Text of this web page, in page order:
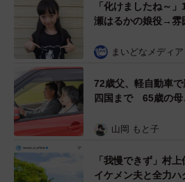
「化けましたね～
瀬はるかの娘役→雰
雰囲気が」「宝塚に
まいどなメディア
72歳父、軽自動車で
四国まで 65歳の母
憩まで分刻み… 「大
山岡 もと子
「我慢できず」村上
イケメン夫と全力ハ